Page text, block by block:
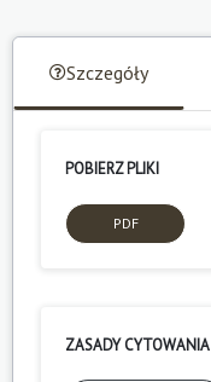
Szczegóły
POBIERZ PLIKI
PDF
ZASADY CYTOWANIA